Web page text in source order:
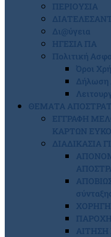
ΠΕΡΙΟΥΣΙΑ
Δι@ύγεια
ΗΓΕΣΙΑ ΠΑ
Πολιτική
Όροι
Δήλωση
ΘΕΜΑΤΑ
ΕΓΓΡΑΦΗ
ΚΑΡΤΩΝ
ΔΙΑΔΙΚΑΣΙΑ